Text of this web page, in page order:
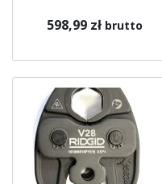
598,99 zł brutto